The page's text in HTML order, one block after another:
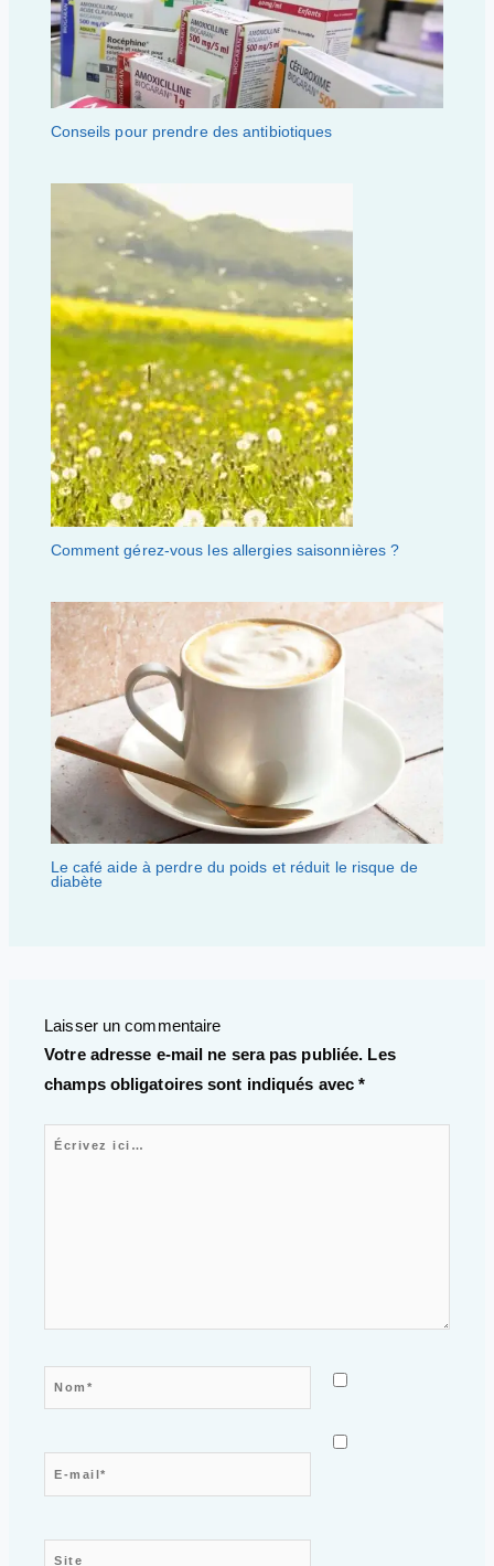
Conseils pour prendre des antibiotiques
Comment gérez-vous les allergies saisonnières ?
Le café aide à perdre du poids et réduit le risque de
diabète
Laisser un commentaire
Votre adresse e-mail ne sera pas publiée. Les
champs obligatoires sont indiqués avec*